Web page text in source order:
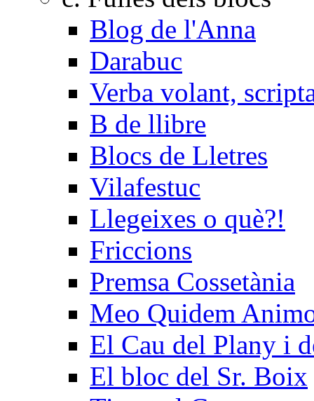
Blog de l'Anna
Darabuc
Verba volant,
B de llibre
Blocs de Lletres
Vilafestuc
Llegeixes o què?!
Friccions
Premsa Cossetània
Meo Quidem
El Cau del Plany i
El bloc del Sr. Boix